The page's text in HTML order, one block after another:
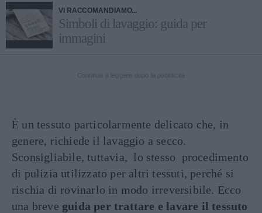
VI RACCOMANDIAMO...
Simboli di lavaggio: guida per
immagini
È un tessuto particolarmente delicato che, in
genere, richiede il lavaggio a secco.
Sconsigliabile, tuttavia, lo stesso procedimento
di pulizia utilizzato per altri tessuti, perché si
rischia di rovinarlo in modo irreversibile. Ecco
una breve guida per trattare e lavare il tessuto